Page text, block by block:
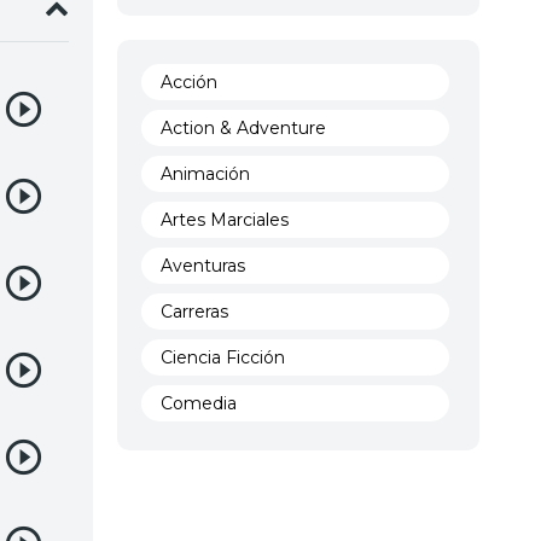
Acción
Action & Adventure
Animación
Artes Marciales
Aventuras
Carreras
Ciencia Ficción
Comedia